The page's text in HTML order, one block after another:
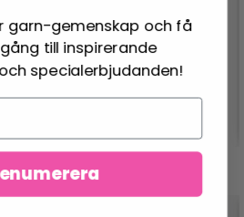
40.95 SEK
DIG
garn-gemenskap och få
till inspirerande
specialerbjudanden!